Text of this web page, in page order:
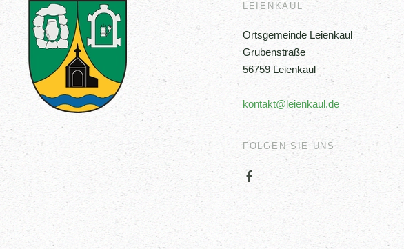
LEIENKAUL
Ortsgemeinde Leienkaul
Grubenstraße
56759 Leienkaul
kontakt@leienkaul.de
FOLGEN SIE UNS